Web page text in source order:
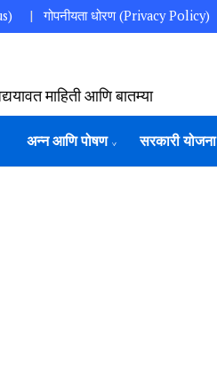
गोपनीयता धोरण (Privacy Policy)
माहिती आणि बातम्या
अन्न आणि पोषण सरकारी योजना